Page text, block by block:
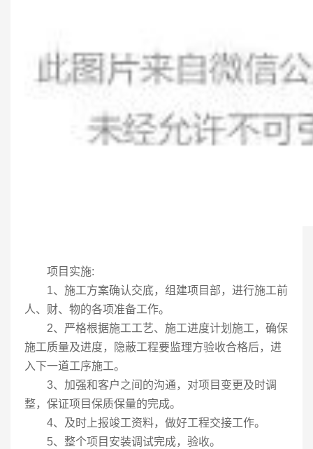
项目实施:
1、施工方案确认交底，组建项目部，进行施工前
人、财、物的各项准备工作。
2、严格根据施工工艺、施工进度计划施工，确保
施工质量及进度，隐蔽工程要监理方验收合格后，进
入下一道工序施工。
3、加强和客户之间的沟通，对项目变更及时调
整，保证项目保质保量的完成。
4、及时上报竣工资料，做好工程交接工作。
5、整个项目安装调试完成，验收。